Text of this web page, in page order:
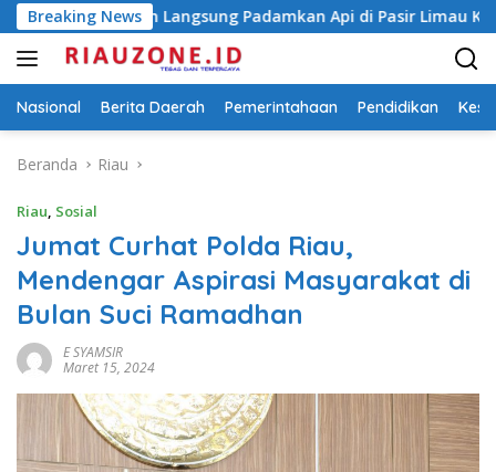
Langsung
ke
konten
Breaking News
Langsung Padamkan Api di Pasir Limau Kapas
Nasional Berita Daerah Pemerintahaan Pendidikan
Beranda Riau
Riau, Sosial
Jumat Curhat Polda Riau,
Mendengar Aspirasi Masyarakat di
Bulan Suci Ramadhan
E SYAMSIR
Maret 15, 2024